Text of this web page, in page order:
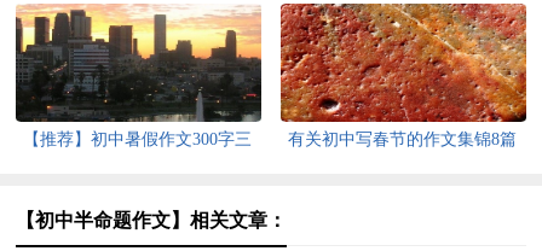
【推荐】初中暑假作文300字三
有关初中写春节的作文集锦8篇
【初中半命题作文】相关文章：